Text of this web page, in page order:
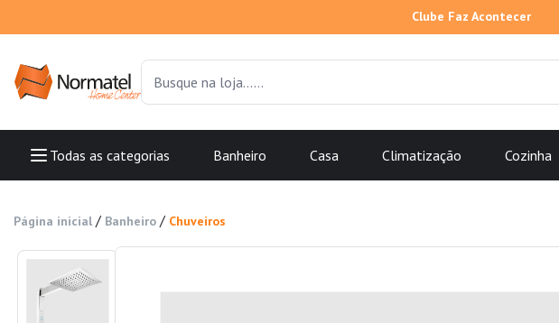
Clube Faz Acontecer
Todas as categorias Banheiro Casa Climatização Cozinha
Página inicial / Banheiro / Chuveiros